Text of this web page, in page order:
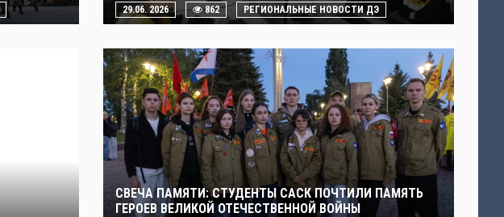
29.06. 2026 862 РЕГИОНАЛЬНЫЕ НОВОСТИ ДЭ
СВЕЧА ПАМЯТИ: СТУДЕНТЫ САСК ПОЧТИЛИ ПАМЯТЬ
ГЕРОЕВ ВЕЛИКОЙ ОТЕЧЕСТВЕННОЙ ВОЙНЫ